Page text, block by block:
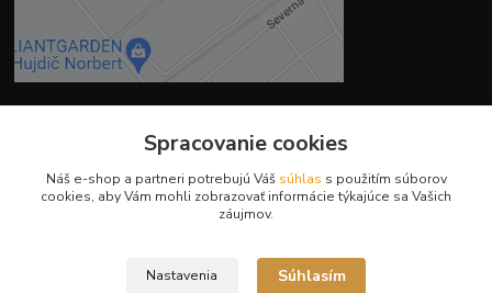
Spracovanie cookies
Náš e-shop a partneri potrebujú Váš súhlas s použitím súborov
cookies, aby Vám mohli zobrazovať informácie týkajúce sa Vašich
záujmov.
Nastavenia Súhlasím